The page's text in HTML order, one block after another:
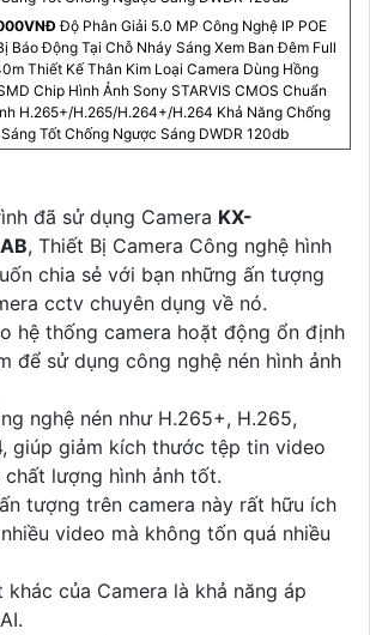
Độ Phân Giải 5.0 MP Công Nghệ IP POE
Báo Động Tại Chỗ Nháy Sáng Xem Ban Đêm Full
Thiết Kế Thân Kim Loại Camera Dùng Hồng
Chip Hình Ảnh Sony STARVIS CMOS Chuẩn
H.265+/H.265/H.264+/H.264 Khả Năng Chống
Tốt Chống Ngược Sáng DWDR 120db
đã sử dụng Camera KX-
, Thiết Bị Camera Công nghệ hình
chia sẻ với bạn những ấn tượng
cctv chuyên dụng về nó.
hệ thống camera hoặt động ổn định
để sử dụng công nghệ nén hình ảnh
nghệ nén như H.265+, H.265,
giúp giảm kích thước tệp tin video
lượng hình ảnh tốt.
tượng trên camera này rất hữu ích
video mà không tốn quá nhiều
của Camera là khả năng áp